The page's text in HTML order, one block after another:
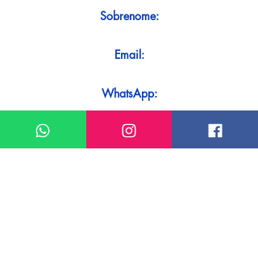
Sobrenome:
Email:
WhatsApp:
Mensagem: